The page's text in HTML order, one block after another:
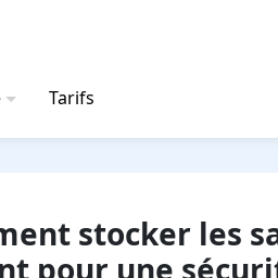
Tarifs
stocker les
pour une